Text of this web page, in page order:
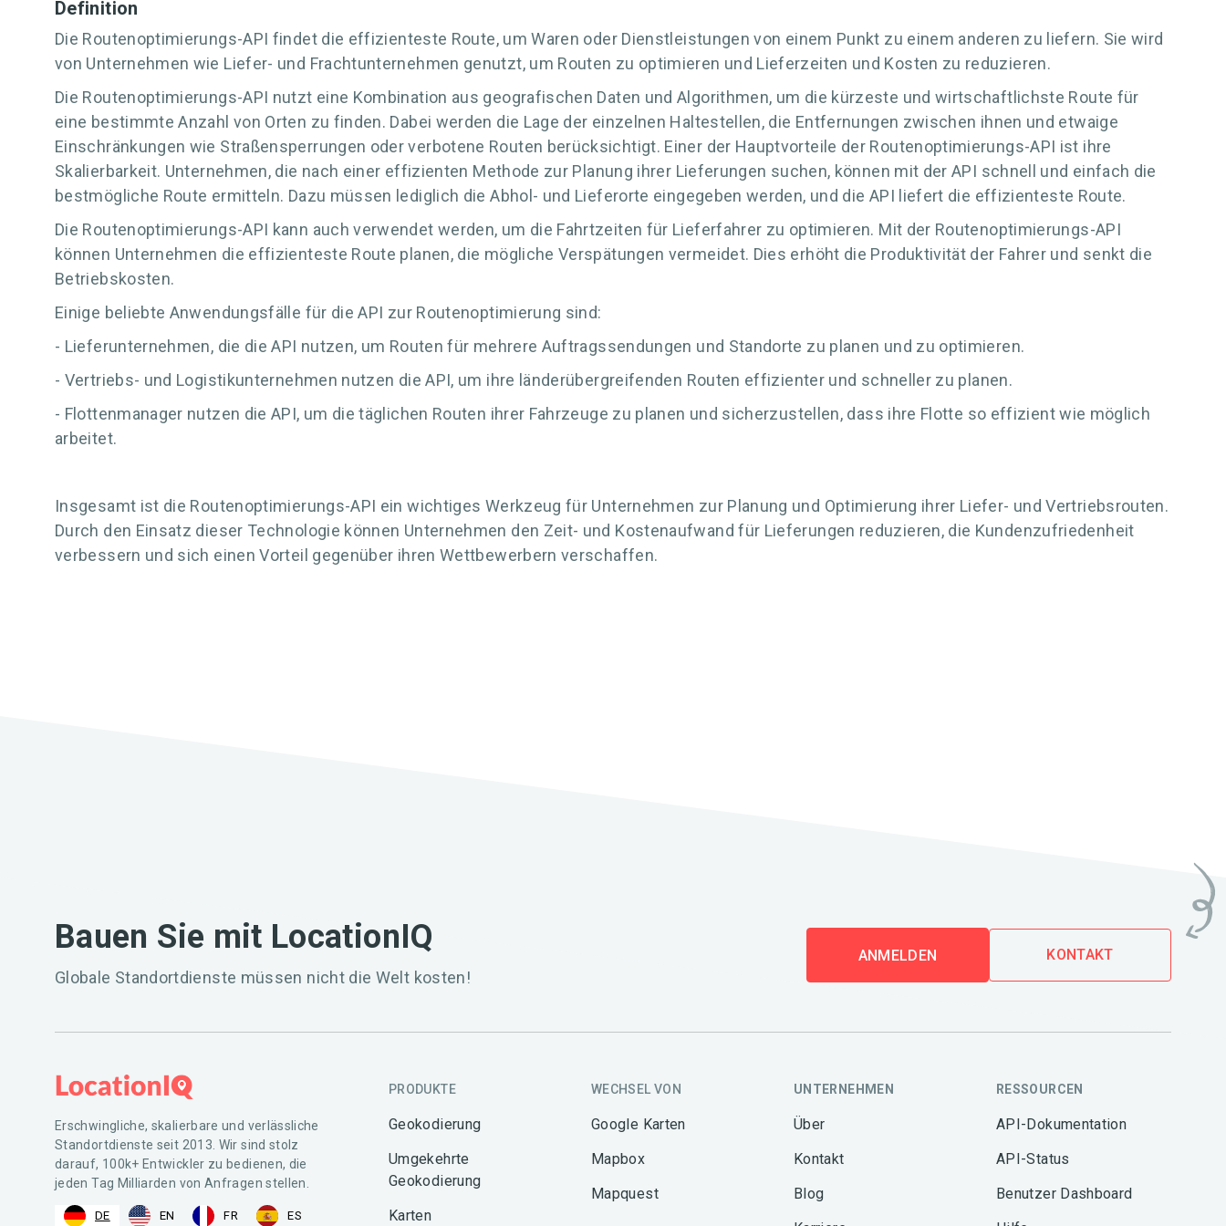
Definition
Die Routenoptimierungs-API findet die effizienteste Route, um Waren oder Dienstleistungen von einem Punkt zu einem anderen zu liefern. Sie wird
von Unternehmen wie Liefer- und Frachtunternehmen genutzt, um Routen zu optimieren und Lieferzeiten und Kosten zu reduzieren.
Die Routenoptimierungs-API nutzt eine Kombination aus geografischen Daten und Algorithmen, um die kürzeste und wirtschaftlichste Route für
eine bestimmte Anzahl von Orten zu finden. Dabei werden die Lage der einzelnen Haltestellen, die Entfernungen zwischen ihnen und etwaige
Einschränkungen wie Straßensperrungen oder verbotene Routen berücksichtigt. Einer der Hauptvorteile der Routenoptimierungs-API ist ihre
Skalierbarkeit. Unternehmen, die nach einer effizienten Methode zur Planung ihrer Lieferungen suchen, können mit der API schnell und einfach die
bestmögliche Route ermitteln. Dazu müssen lediglich die Abhol- und Lieferorte eingegeben werden, und die API liefert die effizienteste Route.
Die Routenoptimierungs-API kann auch verwendet werden, um die Fahrtzeiten für Lieferfahrer zu optimieren. Mit der Routenoptimierungs-API
können Unternehmen die effizienteste Route planen, die mögliche Verspätungen vermeidet. Dies erhöht die Produktivität der Fahrer und senkt die
Betriebskosten.
Einige beliebte Anwendungsfälle für die API zur Routenoptimierung sind:
- Lieferunternehmen, die die API nutzen, um Routen für mehrere Auftragssendungen und Standorte zu planen und zu optimieren.
- Vertriebs- und Logistikunternehmen nutzen die API, um ihre länderübergreifenden Routen effizienter und schneller zu planen.
- Flottenmanager nutzen die API, um die täglichen Routen ihrer Fahrzeuge zu planen und sicherzustellen, dass ihre Flotte so effizient wie möglich
arbeitet.
Insgesamt ist die Routenoptimierungs-API ein wichtiges Werkzeug für Unternehmen zur Planung und Optimierung ihrer Liefer- und Vertriebsrouten.
Durch den Einsatz dieser Technologie können Unternehmen den Zeit- und Kostenaufwand für Lieferungen reduzieren, die Kundenzufriedenheit
verbessern und sich einen Vorteil gegenüber ihren Wettbewerbern verschaffen.
Bauen Sie mit LocationIQ
Globale Standortdienste müssen nicht die Welt kosten!
ANMELDEN KONTAKT
Erschwingliche, skalierbare und verlässliche
Standortdienste seit 2013. Wir sind stolz
darauf, 100k+ Entwickler zu bedienen, die
jeden Tag Milliarden von Anfragen stellen.
DE EN FR ES
PRODUKTE
Geokodierung
Umgekehrte
Geokodierung
Karten
WECHSEL VON
Google Karten
Mapbox
Mapquest
UNTERNEHMEN
Über
Kontakt
Blog
RESSOURCEN
API-Dokumentation
API-Status
Benutzer Dashboard